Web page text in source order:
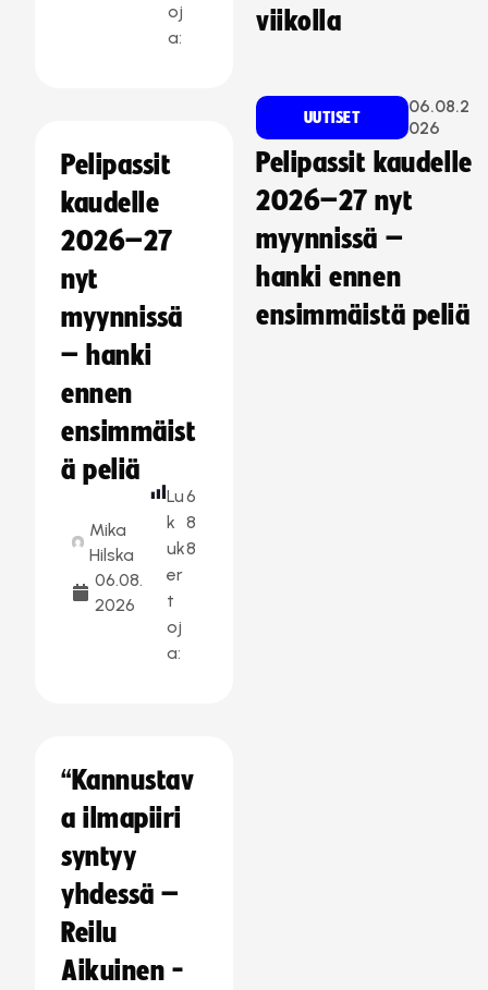
oj
a:
Pelipassit
kaudelle
2026–27
nyt
myynnissä
– hanki
ennen
ensimmäist
ä peliä
Mika
Hilska
06.08.
2026
Lu
k
uk
er
t
oj
a:
6
8
8
“Kannustav
a ilmapiiri
syntyy
yhdessä –
Reilu
Aikuinen -
viikolla
UUTISET
06.08.2
026
Pelipassit kaudelle
2026–27 nyt
myynnissä –
hanki ennen
ensimmäistä peliä